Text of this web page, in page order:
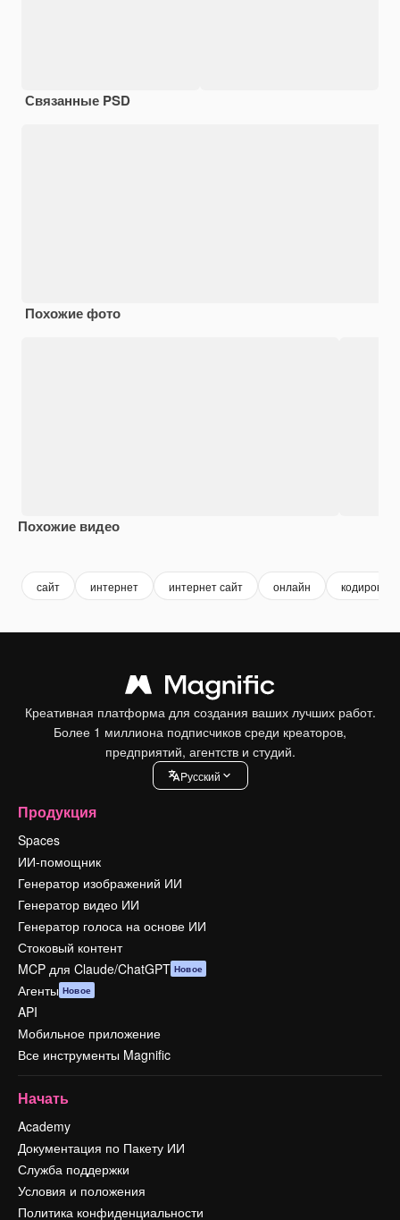
Связанные PSD
Похожие фото
Похожие видео
сайт интернет интернет сайт онлайн
Креативная платформа для создания ваших лучших работ.
Более 1 миллиона подписчиков среди креаторов,
предприятий, агентств и студий.
Pусский
Продукция
Spaces
ИИ-помощник
Генератор изображений ИИ
Генератор видео ИИ
Генератор голоса на основе ИИ
Стоковый контент
MCP для Claude/ChatGPT Новое
Агенты Новое
API
Мобильное приложение
Все инструменты Magnific
Начать
Academy
Документация по Пакету ИИ
Служба поддержки
Условия и положения
Политика конфиденциальности